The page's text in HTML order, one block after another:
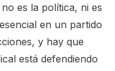
es la política, ni es
en un partido
y hay que
está defendiendo